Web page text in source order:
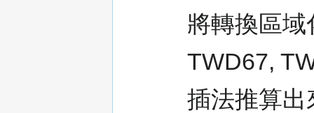
將轉換區
TWD67,
插法推算出